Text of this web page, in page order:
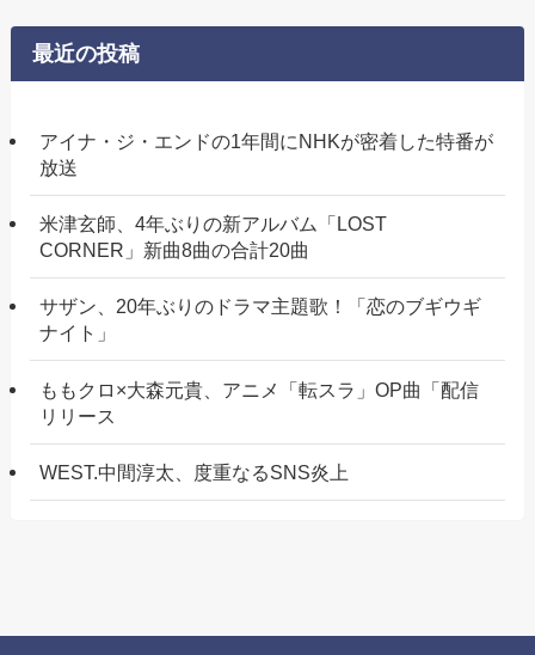
最近の投稿
アイナ・ジ・エンドの1年間にNHKが密着した特番が
放送
米津玄師、4年ぶりの新アルバム「LOST
CORNER」新曲8曲の合計20曲
サザン、20年ぶりのドラマ主題歌！「恋のブギウギ
ナイト」
ももクロ×大森元貴、アニメ「転スラ」OP曲「配信
リリース
WEST.中間淳太、度重なるSNS炎上